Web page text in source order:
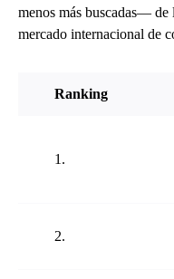
menos más buscadas— de
mercado internacional de
Ranking
1.
2.